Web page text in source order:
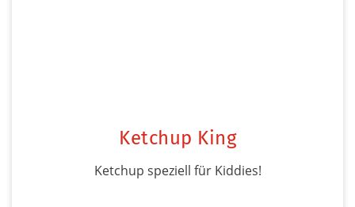
Ketchup King
Ketchup speziell für Kiddies!